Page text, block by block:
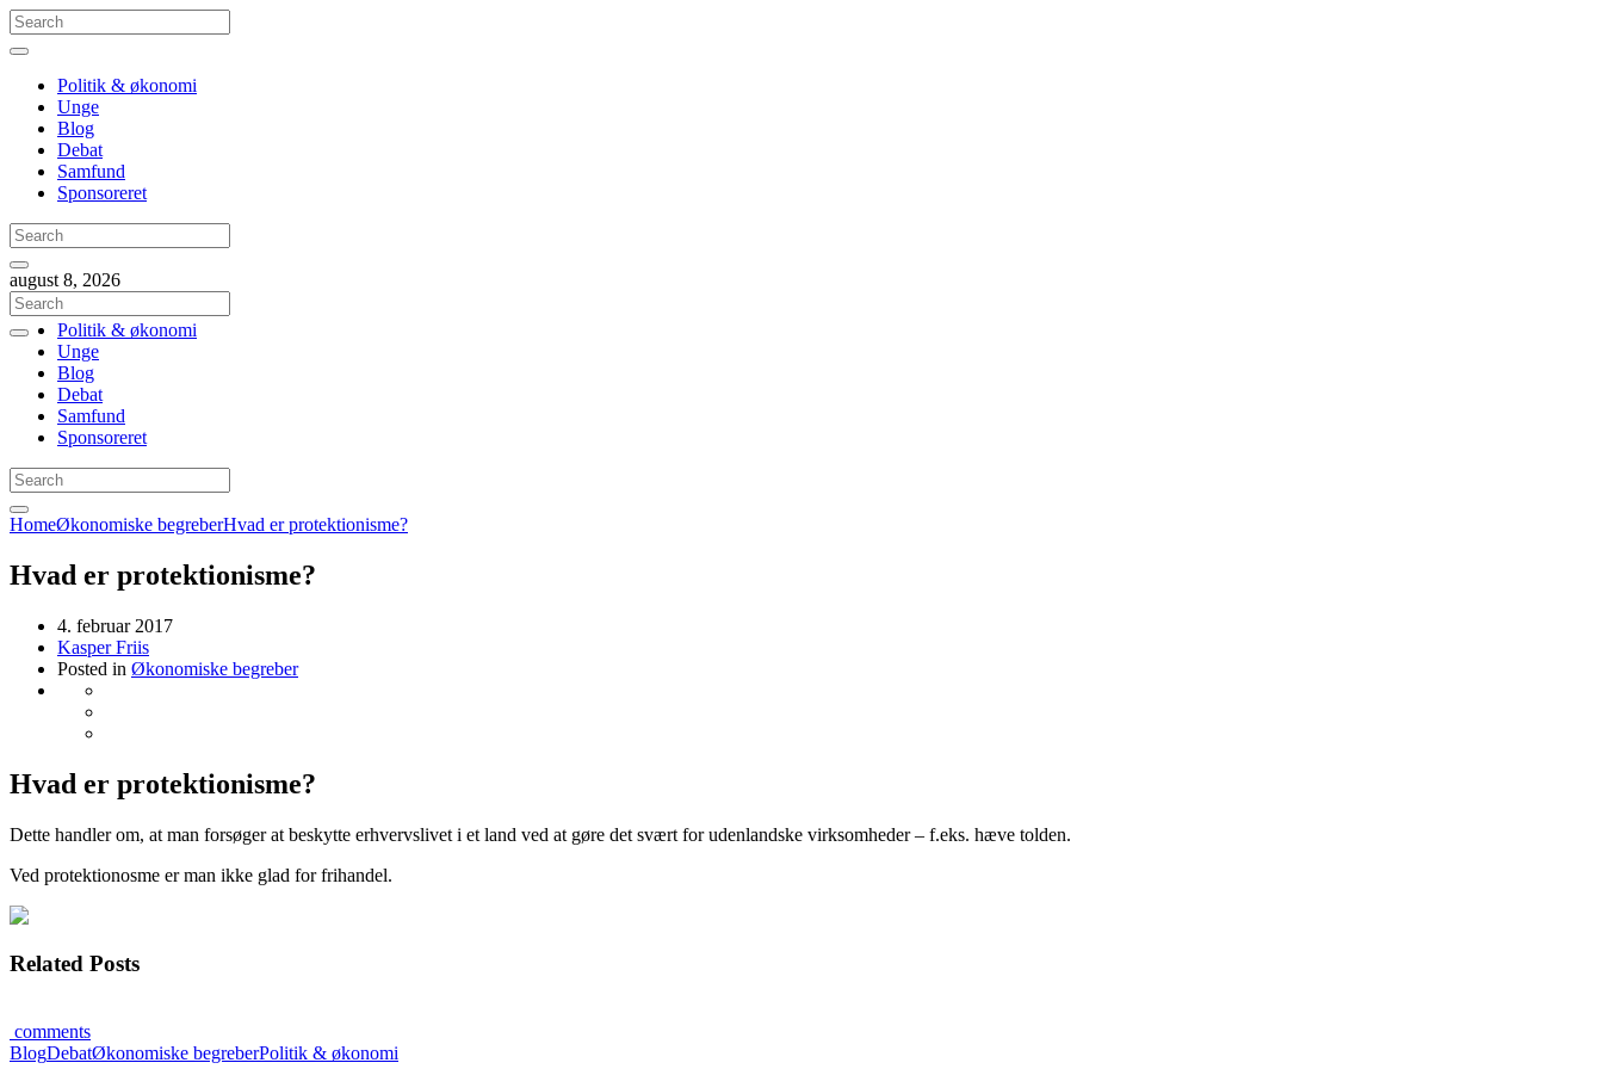
Politik & økonomi
Unge
Blog
Debat
Samfund
Sponsoreret
august 8, 2026
Politik & økonomi
Unge
Blog
Debat
Samfund
Sponsoreret
HomeØkonomiske begreberHvad er protektionisme?
Hvad er protektionisme?
4. februar 2017
Kasper Friis
Posted in Økonomiske begreber
Hvad er protektionisme?
Dette handler om, at man forsøger at beskytte erhvervslivet i et land ved at gøre det svært for udenlandske virksomheder – f.eks. hæve tolden.
Ved protektionosme er man ikke glad for frihandel.
Related Posts
comments
BlogDebatØkonomiske begreberPolitik & økonomi